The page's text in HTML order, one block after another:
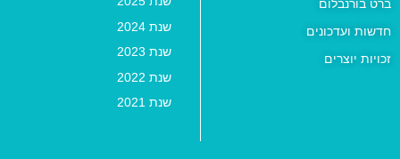
ברט בורנבלום
חדשות ועדכונים
זכויות יוצרים
שנת 2024
שנת 2023
שנת 2022
שנת 2021